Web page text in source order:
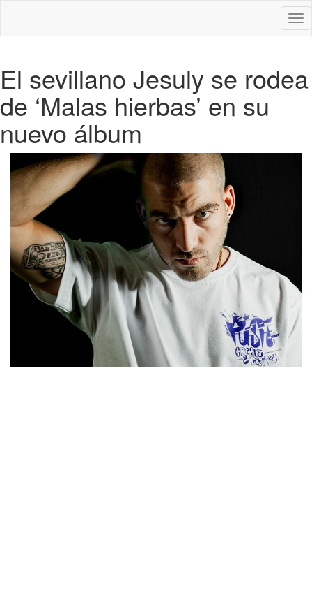
El sevillano Jesuly se rodea
de ‘Malas hierbas’ en su
nuevo álbum